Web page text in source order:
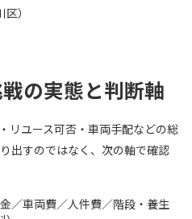
）
の実態と判断軸
リユース可否・車両手配などの総
出すのではなく、次の軸で確認
／車両費／人件費／階段・養生